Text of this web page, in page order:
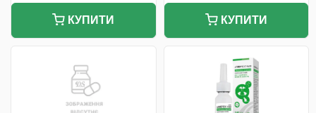
КУПИТИ КУПИТИ